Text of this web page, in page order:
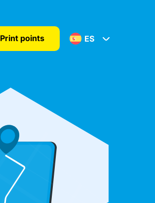
Print points ES